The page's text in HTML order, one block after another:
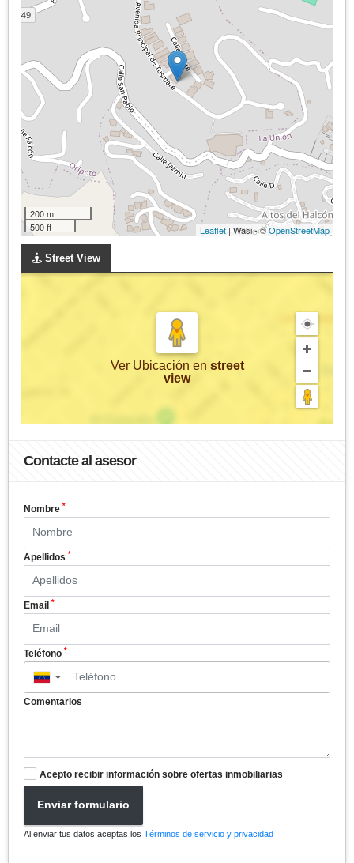
200 m
500 ft
Leaflet | Wasi - ©OpenStreetMap
Street View
Ver Ubicación en street
view
Contacte al asesor
Nombre *
Apellidos *
Email *
Teléfono *
▼
Comentarios
Acepto recibir información sobre ofertas inmobiliarias
Enviar formulario
Al enviar tus datos aceptas los Términos de servicio y privacidad